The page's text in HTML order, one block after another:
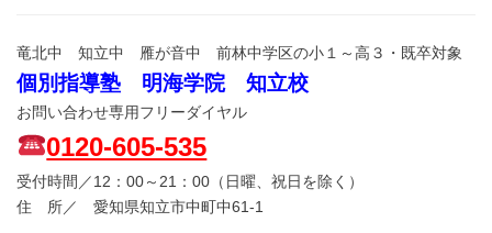
竜北中 知立中 雁が音中 前林中学区の小１～高３・既卒対象
個別指導塾 明海学院 知立校
お問い合わせ専用フリーダイヤル
0120-605-535
受付時間／12：00～21：00（日曜、祝日を除く）
住 所／ 愛知県知立市中町中61-1